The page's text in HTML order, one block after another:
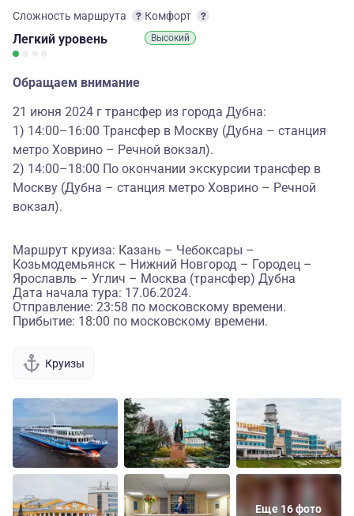
Сложность маршрута
Легкий уровень
Комфорт
Высокий
Обращаем внимание
21 июня 2024 г трансфер из города Дубна:
1) 14:00–16:00 Трансфер в Москву (Дубна – станция
метро Ховрино – Речной вокзал).
2) 14:00–18:00 По окончании экскурсии трансфер в
Москву (Дубна – станция метро Ховрино – Речной
вокзал).
Маршрут круиза: Казань – Чебоксары –
Козьмодемьянск – Нижний Новгород – Городец –
Ярославль – Углич – Москва (трансфер) Дубна
Дата начала тура: 17.06.2024.
Отправление: 23:58 по московскому времени.
Прибытие: 18:00 по московскому времени.
Круизы
Еще 16 фото